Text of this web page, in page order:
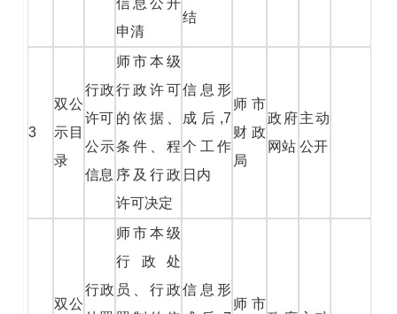
申清
结
3
双公
示目
录
行政
许可
公示
信息
师市本级
行政许可
的依据、
条件、程
序及行政
许可决定
信息形
成后,7
个工作
日内
师市
财政
局
政府
网站
主动
公开
双公
行政
师市本级
行政处
员、行政信息形
师市